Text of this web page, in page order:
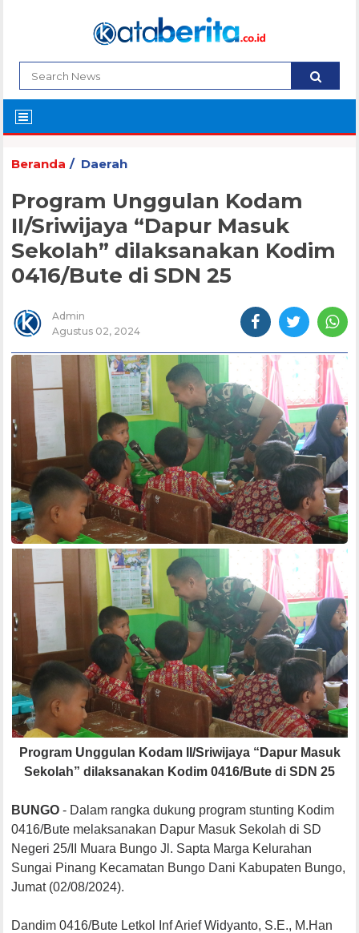
Beranda Daerah
Program Unggulan Kodam
II/Sriwijaya “Dapur Masuk
Sekolah” dilaksanakan Kodim
0416/Bute di SDN 25
Admin
Agustus 02, 2024
Program Unggulan Kodam II/Sriwijaya “Dapur Masuk
Sekolah” dilaksanakan Kodim 0416/Bute di SDN 25
BUNGO - Dalam rangka dukung program stunting Kodim
0416/Bute melaksanakan Dapur Masuk Sekolah di SD
Negeri 25/II Muara Bungo Jl. Sapta Marga Kelurahan
Sungai Pinang Kecamatan Bungo Dani Kabupaten Bungo,
Jumat (02/08/2024).
Dandim 0416/Bute Letkol Inf Arief Widyanto, S.E., M.Han